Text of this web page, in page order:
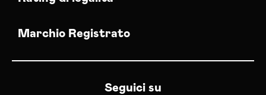
Marchio Registrato
Seguici su